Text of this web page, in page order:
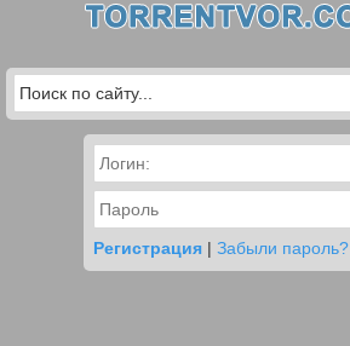
Регистрация | Забыли пароль?